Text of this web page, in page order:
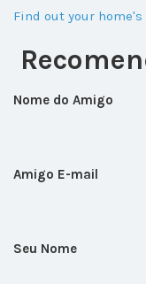
Find out your home's
Nome do Amigo
Amigo E-mail
Seu Nome